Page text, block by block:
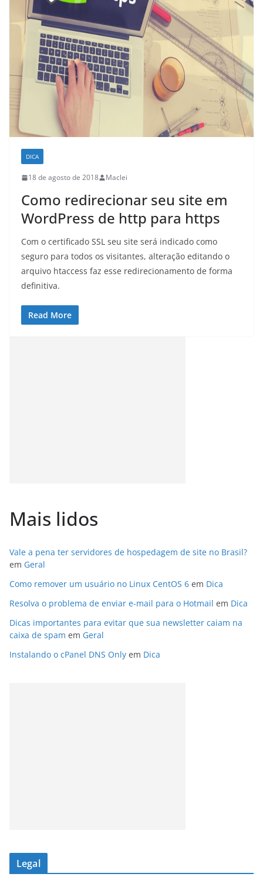
DICA
18 de agosto de 2018 Maclei
Como redirecionar seu site em
WordPress de http para https
Com o certificado SSL seu site será indicado como
seguro para todos os visitantes, alteração editando o
arquivo htaccess faz esse redirecionamento de forma
definitiva.
Read More
Mais lidos
Vale a pena ter servidores de hospedagem de site no Brasil?
em Geral
Como remover um usuário no Linux CentOS 6 em Dica
Resolva o problema de enviar e-mail para o Hotmail em Dica
Dicas importantes para evitar que sua newsletter caiam na
caixa de spam em Geral
Instalando o cPanel DNS Only em Dica
Legal